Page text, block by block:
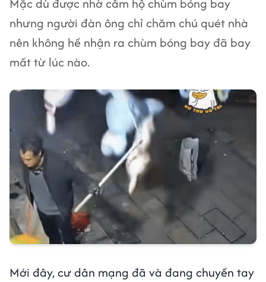
nhưng người đàn ông chỉ chăm chú quét nhà
nên không hề nhận ra chùm bóng bay đã bay
mất từ lúc nào.
Mới đây, cư dân mạng đã và đang chuyền tay